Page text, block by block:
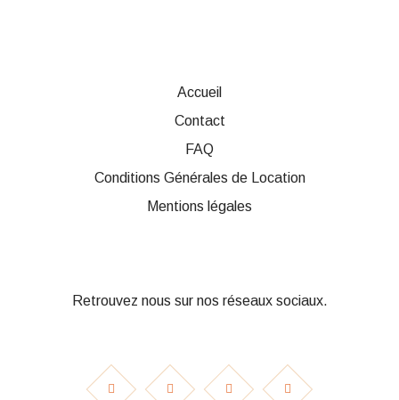
Accueil
Contact
FAQ
Conditions Générales de Location
Mentions légales
Retrouvez nous sur nos réseaux sociaux.